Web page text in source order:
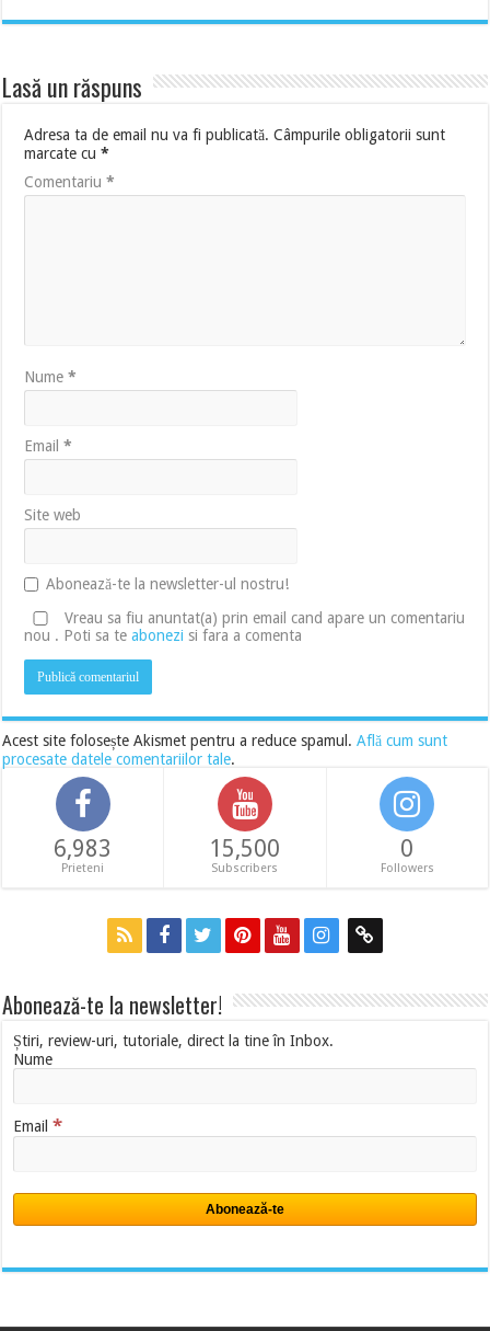
Lasă un răspuns
Adresa ta de email nu va fi publicată. Câmpurile obligatorii sunt
marcate cu*
Comentariu*
Nume*
Email*
Site web
Abonează-te la newsletter-ul nostru!
Vreau sa fiu anuntat(a) prin email cand apare un comentariu
nou . Poti sa teabonezi si fara a comenta
Acest site folosește Akismet pentru a reduce spamul.Află cum sunt
procesate datele comentariilor tale.
6,983
Prieteni
15,500
Subscribers
0
Followers
Abonează-te la newsletter!
Știri, review-uri, tutoriale, direct la tine în Inbox.
Nume
Email*